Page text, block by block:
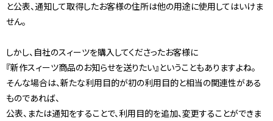
と公表、通知して取得したお客様の住所は他の用途に使用してはいけま
せん。
しかし、自社のスィーツを購入してくださったお客様に
『新作スィーツ商品のお知らせを送りたい』ということもありますよね。
そんな場合は、新たな利用目的が初の利用目的と相当の関連性がある
ものであれば、
公表、または通知をすることで、利用目的を追加、変更することができま